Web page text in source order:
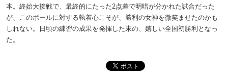
本。終始大接戦で、最終的にたった2点差で明暗が分かれた試合だった
が、このボールに対する執着心こそが、勝利の女神を微笑ませたのかも
しれない。日頃の練習の成果を発揮した末の、嬉しい全国初勝利となっ
た。